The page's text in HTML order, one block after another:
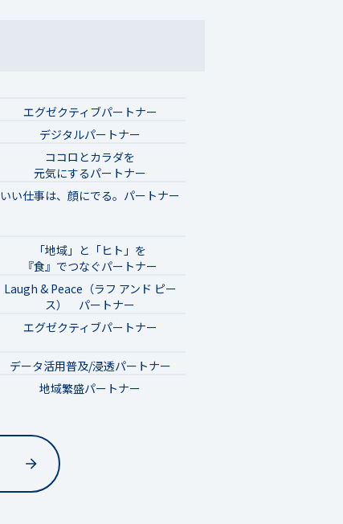
エグゼクティブパートナー
デジタルパートナー
ココロとカラダを
元気にするパートナー
いい仕事は、顔にでる。パートナー
「地域」と「ヒト」を
『食』でつなぐパートナー
Laugh & Peace（ラフ アンド ピー
ス） パートナー
エグゼクティブパートナー
データ活用普及/浸透パートナー
地域繁盛パートナー